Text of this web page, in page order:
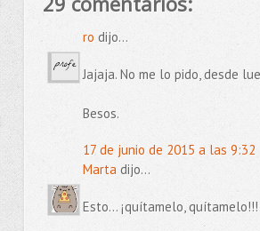
ro dijo...
Jajaja. No me lo pido, desde
Besos.
17 de junio de 2015 a las 9:32
Martadijo...
Esto... ¡quítamelo, quítamelo!!!